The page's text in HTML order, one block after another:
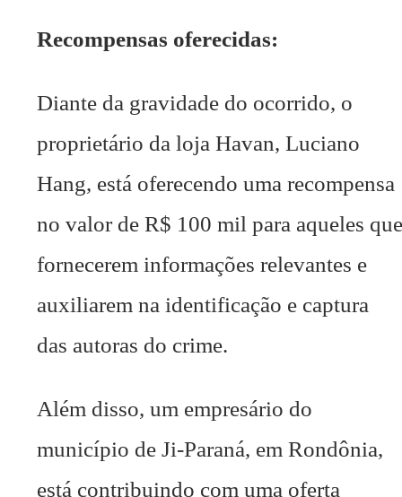
Recompensas oferecidas:
Diante da gravidade do ocorrido, o
proprietário da loja Havan, Luciano
Hang, está oferecendo uma recompensa
no valor de R$ 100 mil para aqueles que
fornecerem informações relevantes e
auxiliarem na identificação e captura
das autoras do crime.
Além disso, um empresário do
município de Ji-Paraná, em Rondônia,
está contribuindo com uma oferta